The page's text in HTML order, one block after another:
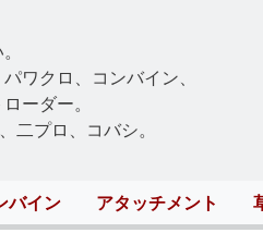
ワクロ、コンバイン、
ーダー。
二プロ、コバシ。
バイン アタッチメント